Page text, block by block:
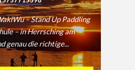
– Stand Up Paddling
– in Herrsching am
genau die richtige...